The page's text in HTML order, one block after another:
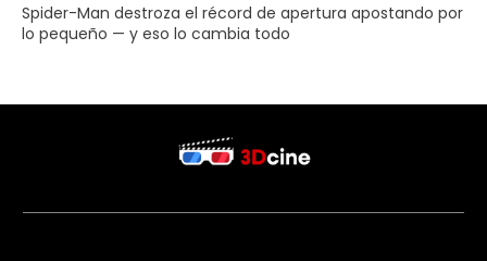
Spider-Man destroza el récord de apertura apostando por
lo pequeño — y eso lo cambia todo